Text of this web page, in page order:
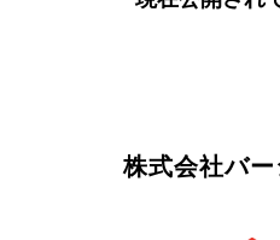
株式会社バ